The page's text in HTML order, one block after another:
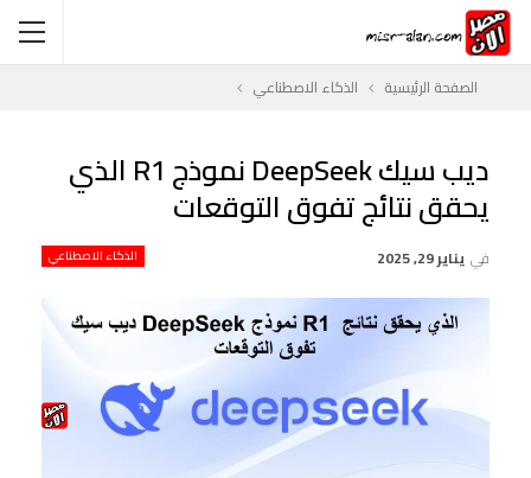
الصفحة الرئيسية الذكاء الاصطناعي
ديب سيك DeepSeek نموذج R1 الذي
يحقق نتائج تفوق التوقعات
الذكاء الاصطناعي في يناير 29, 2025